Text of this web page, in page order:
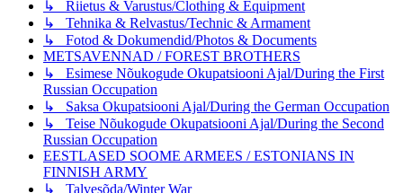
↳ Riietus & Varustus/Clothing & Equipment
↳ Tehnika & Relvastus/Technic & Armament
↳ Fotod & Dokumendid/Photos & Documents
METSAVENNAD / FOREST BROTHERS
↳ Esimese Nõukogude Okupatsiooni Ajal/During the First
Russian Occupation
↳ Saksa Okupatsiooni Ajal/During the German Occupation
↳ Teise Nõukogude Okupatsiooni Ajal/During the Second
Russian Occupation
EESTLASED SOOME ARMEES / ESTONIANS IN
FINNISH ARMY
↳ Talvesõda/Winter War